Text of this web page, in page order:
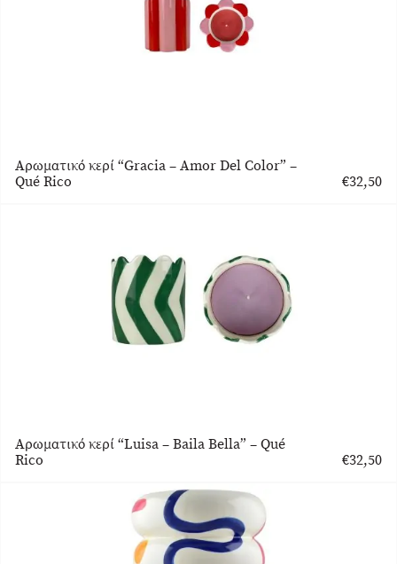
Αρωματικό κερί “Gracia – Amor Del Color” –
Qué Rico
€32,50
Αρωματικό κερί “Luisa – Baila Bella” – Qué
Rico
€32,50